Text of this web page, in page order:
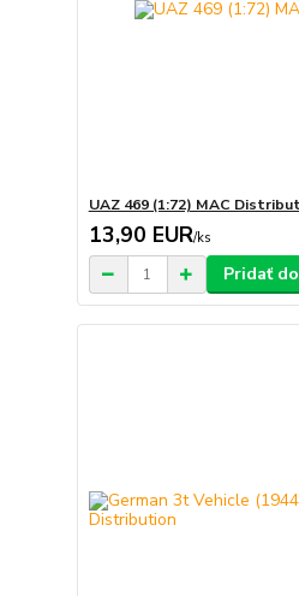
UAZ 469 (1:72) MAC
13,90 EUR/ks
Pridať